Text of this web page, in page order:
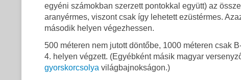
egyéni számokban szerzett pontokkal együtt) az
aranyérmes, viszont csak így lehetett ezüstérmes.
második helyen végezhessen.
500 méteren nem jutott döntőbe, 1000 méteren csak
4. helyen végzett. (Egyébként másik magyar
gyorskorcsolya világbajnokságon.)